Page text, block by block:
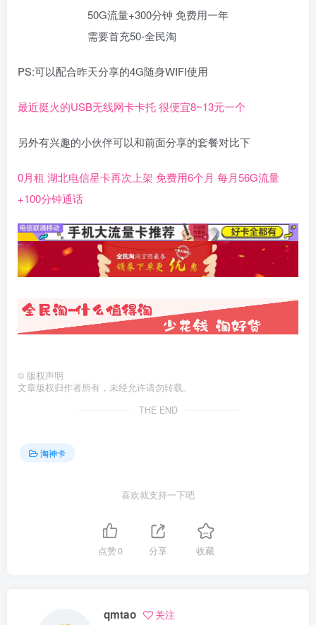
PS:可以配合昨天分享的4G随身WIFI使用
最近挺火的USB无线网卡卡托 很便宜8~13元一个
另外有兴趣的小伙伴可以和前面分享的套餐对比下
0月租 湖北电信星卡再次上架 免费用6个月 每月56G流量
+100分钟通话
© 版权声明
文章版权归作者所有，未经允许请勿转载。
THE END
淘神卡
喜欢就支持一下吧
点赞0 分享 收藏
qmtao 关注